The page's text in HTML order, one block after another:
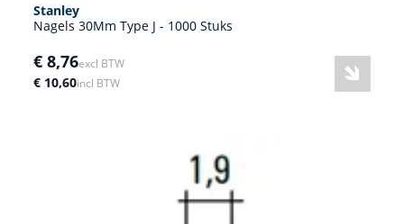
Stanley
Nagels 30Mm Type J - 1000 Stuks
€ 8,76excl BTW
€ 10,60incl BTW